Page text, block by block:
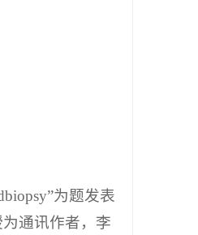
为题发表
为通讯作者，李